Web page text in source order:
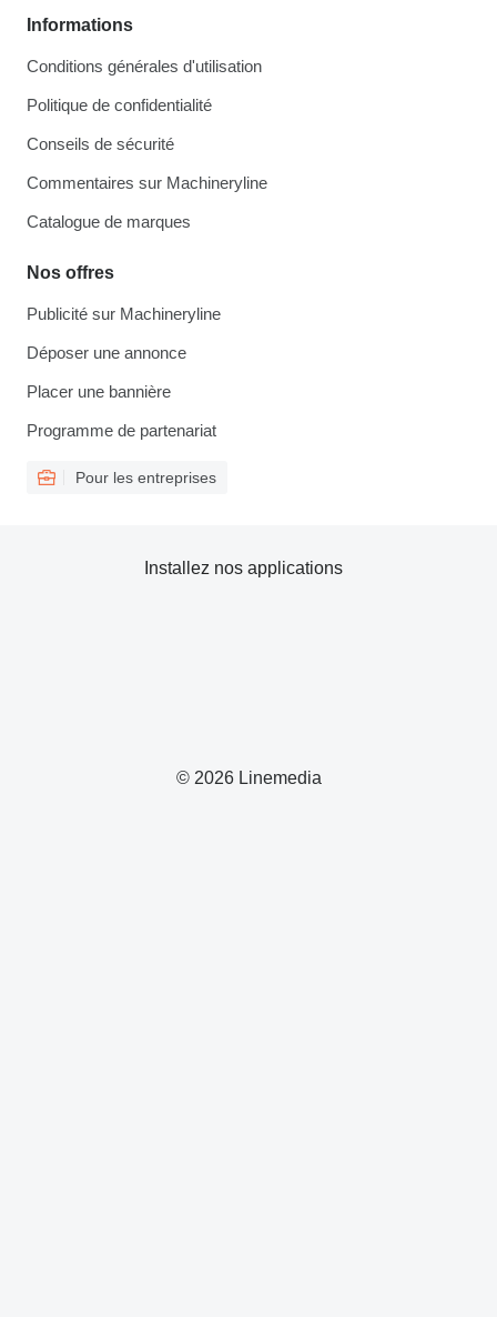
Informations
Conditions générales d'utilisation
Politique de confidentialité
Conseils de sécurité
Commentaires sur Machineryline
Catalogue de marques
Nos offres
Publicité sur Machineryline
Déposer une annonce
Placer une bannière
Programme de partenariat
Pour les entreprises
© 2026 Linemedia
Installez nos applications